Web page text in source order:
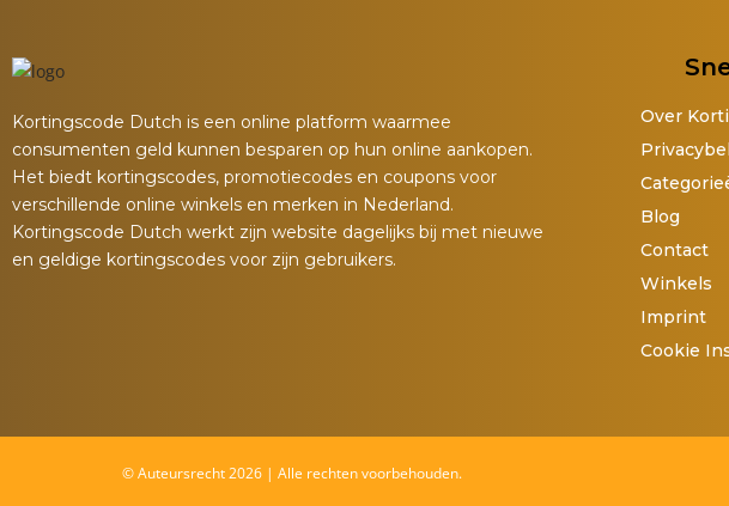
Kortingscode Dutch is een online platform waarmee
consumenten geld kunnen besparen op hun online aankopen.
Het biedt kortingscodes, promotiecodes en coupons voor
verschillende online winkels en merken in Nederland.
Kortingscode Dutch werkt zijn website dagelijks bij met nieuwe
en geldige kortingscodes voor zijn gebruikers.
Over
Blog
Contact
Winkels
Imprint
Cookie
© Auteursrecht 2026 | Alle rechten voorbehouden.